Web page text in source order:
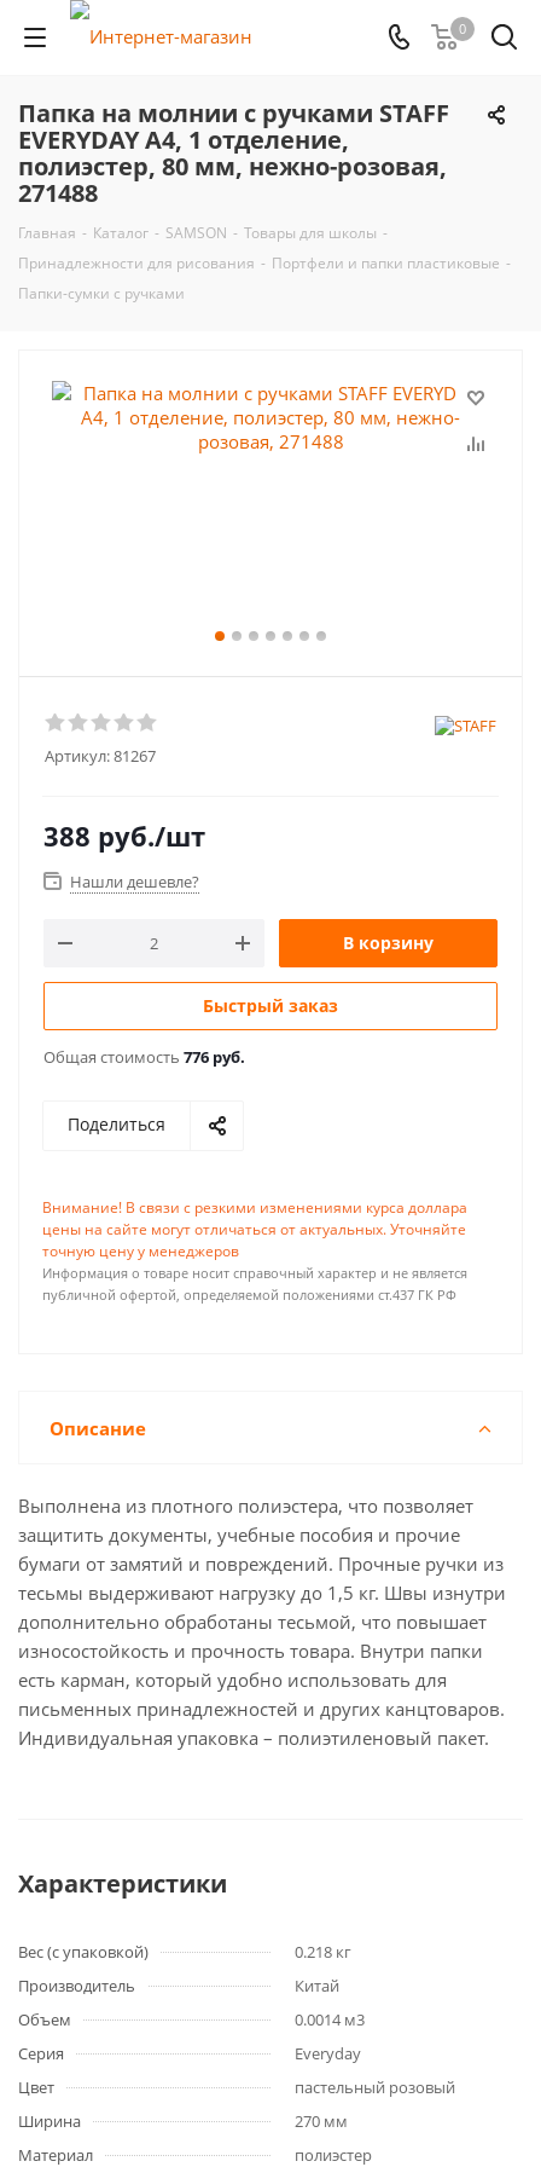
0
Папка на молнии с ручками STAFF
EVERYDAY А4, 1 отделение,
полиэстер, 80 мм, нежно-розовая,
271488
Главная - Каталог - SAMSON - Товары для школы -
Принадлежности для рисования - Портфели и папки пластиковые -
Папки-сумки с ручками
Артикул:81267
388 руб./шт
Нашли дешевле?
В корзину
Быстрый заказ
Общая стоимость 776 руб.
Поделиться
Внимание! В связи с резкими изменениями курса доллара
цены на сайте могут отличаться от актуальных. Уточняйте
точную цену у менеджеров
Информация о товаре носит справочный характер и не является
публичной офертой, определяемой положениями ст.437 ГК РФ
Описание
Выполнена из плотного полиэстера, что позволяет
защитить документы, учебные пособия и прочие
бумаги от замятий и повреждений. Прочные ручки из
тесьмы выдерживают нагрузку до 1,5 кг. Швы изнутри
дополнительно обработаны тесьмой, что повышает
износостойкость и прочность товара. Внутри папки
есть карман, который удобно использовать для
письменных принадлежностей и других канцтоваров.
Индивидуальная упаковка – полиэтиленовый пакет.
Характеристики
Вес (с упаковкой)
0.218 кг
Производитель
Китай
Объем
0.0014 м3
Серия
Everyday
Цвет
пастельный розовый
Ширина
270 мм
Материал
полиэстер